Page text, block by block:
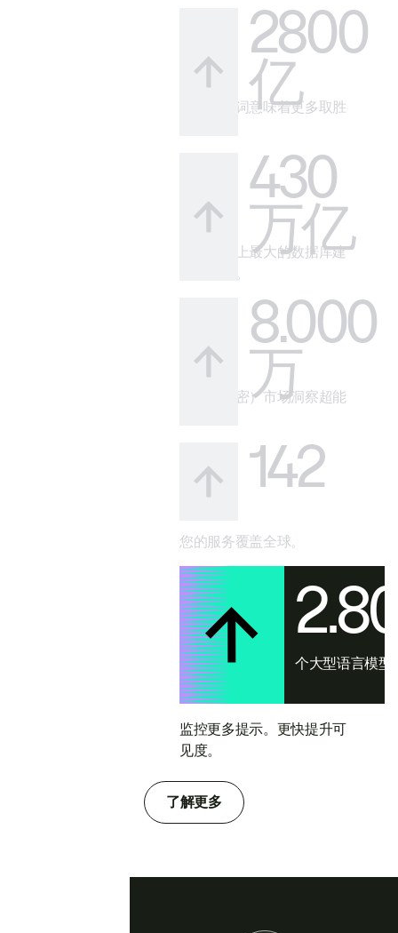
2800
亿
更多关键词意味着更多取胜
430
万亿
借助市场上最大的数据库建
8.000
万
您的（秘密）市场洞察超能
142
您的服务覆盖全球。
个大型语言模型
监控更多提示。更快提升可
见度。
了解更多